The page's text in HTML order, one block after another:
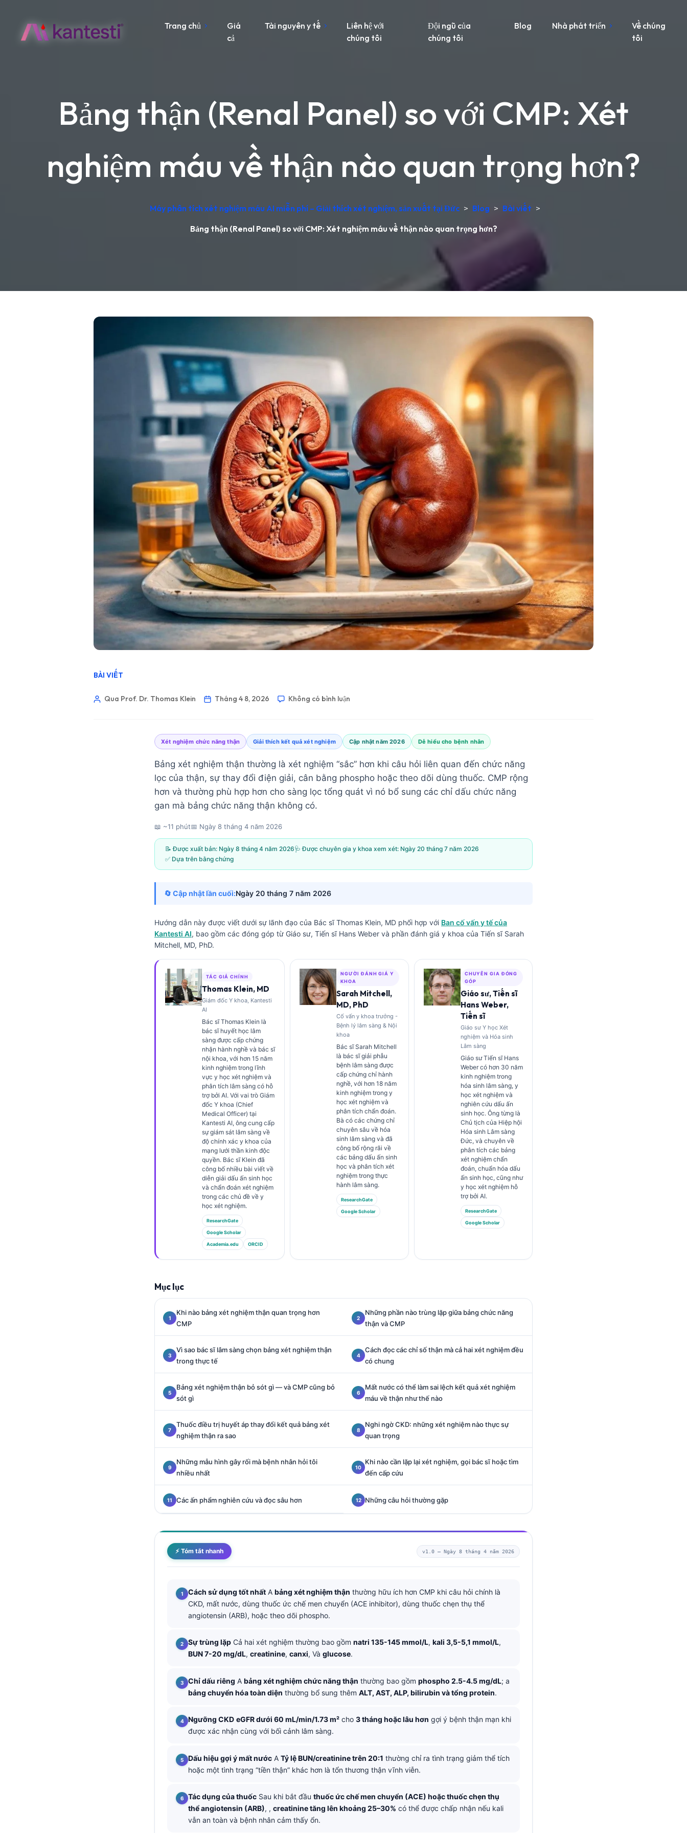
Trang chủ
Giá
cả
Tài nguyên y tế
Liên hệ với
chúng tôi
Đội ngũ của
chúng tôi
Blog Nhà phát triển
Về chúng
tôi
Bảng thận (Renal Panel) so với CMP: Xét
nghiệm máu về thận nào quan trọng hơn?
Máy phân tích xét nghiệm máu AI miễn phí – Giải thích xét nghiệm, sản xuất tại Đức > Blog > Bài viết >
Bảng thận (Renal Panel) so với CMP: Xét nghiệm máu về thận nào quan trọng hơn?
BÀI VIẾT
Qua Prof. Dr. Thomas Klein Tháng 4 8, 2026 Không có bình luận
Xét nghiệm chức năng thận Giải thích kết quả xét nghiệm Cập nhật năm 2026 Dễ hiểu cho bệnh nhân
Bảng xét nghiệm thận thường là xét nghiệm “sắc” hơn khi câu hỏi liên quan đến chức năng
lọc của thận, sự thay đổi điện giải, cân bằng phospho hoặc theo dõi dùng thuốc. CMP rộng
hơn và thường phù hợp hơn cho sàng lọc tổng quát vì nó bổ sung các chỉ dấu chức năng
gan mà bảng chức năng thận không có.
📖 ~11 phút📅 Ngày 8 tháng 4 năm 2026
📝 Được xuất bản: Ngày 8 tháng 4 năm 2026🩺 Được chuyên gia y khoa xem xét: Ngày 20 tháng 7 năm 2026
✅ Dựa trên bằng chứng
🔄 Cập nhật lần cuối:Ngày 20 tháng 7 năm 2026
Hướng dẫn này được viết dưới sự lãnh đạo của Bác sĩ Thomas Klein, MD phối hợp với Ban cố vấn y tế của
Kantesti AI, bao gồm các đóng góp từ Giáo sư, Tiến sĩ Hans Weber và phần đánh giá y khoa của Tiến sĩ Sarah
Mitchell, MD, PhD.
TÁC GIẢ CHÍNH
Thomas Klein, MD
Giám đốc Y khoa, Kantesti
AI
Bác sĩ Thomas Klein là
bác sĩ huyết học lâm
sàng được cấp chứng
nhận hành nghề và bác sĩ
nội khoa, với hơn 15 năm
kinh nghiệm trong lĩnh
vực y học xét nghiệm và
phân tích lâm sàng có hỗ
trợ bởi AI. Với vai trò Giám
đốc Y khoa (Chief
Medical Officer) tại
Kantesti AI, ông cung cấp
sự giám sát lâm sàng về
độ chính xác y khoa của
mạng lưới thần kinh độc
quyền. Bác sĩ Klein đã
công bố nhiều bài viết về
diễn giải dấu ấn sinh học
và chẩn đoán xét nghiệm
trong các chủ đề về y
học xét nghiệm.
ResearchGate
Google Scholar
Academia.edu ORCID
NGƯỜI ĐÁNH GIÁ Y
KHOA
Sarah Mitchell,
MD, PhD
Cố vấn y khoa trưởng -
Bệnh lý lâm sàng & Nội
khoa
Bác sĩ Sarah Mitchell
là bác sĩ giải phẫu
bệnh lâm sàng được
cấp chứng chỉ hành
nghề, với hơn 18 năm
kinh nghiệm trong y
học xét nghiệm và
phân tích chẩn đoán.
Bà có các chứng chỉ
chuyên sâu về hóa
sinh lâm sàng và đã
công bố rộng rãi về
các bảng dấu ấn sinh
học và phân tích xét
nghiệm trong thực
hành lâm sàng.
ResearchGate
Google Scholar
CHUYÊN GIA ĐÓNG
GÓP
Giáo sư, Tiến sĩ
Hans Weber,
Tiến sĩ
Giáo sư Y học Xét
nghiệm và Hóa sinh
Lâm sàng
Giáo sư Tiến sĩ Hans
Weber có hơn 30 năm
kinh nghiệm trong
hóa sinh lâm sàng, y
học xét nghiệm và
nghiên cứu dấu ấn
sinh học. Ông từng là
Chủ tịch của Hiệp hội
Hóa sinh Lâm sàng
Đức, và chuyên về
phân tích các bảng
xét nghiệm chẩn
đoán, chuẩn hóa dấu
ấn sinh học, cũng như
y học xét nghiệm hỗ
trợ bởi AI.
ResearchGate
Google Scholar
Mục lục
Khi nào bảng xét nghiệm thận quan trọng hơn
CMP
Những phần nào trùng lặp giữa bảng chức năng
thận và CMP
Vì sao bác sĩ lâm sàng chọn bảng xét nghiệm thận
trong thực tế
Cách đọc các chỉ số thận mà cả hai xét nghiệm đều
có chung
Bảng xét nghiệm thận bỏ sót gì — và CMP cũng bỏ
sót gì
Mất nước có thể làm sai lệch kết quả xét nghiệm
máu về thận như thế nào
Thuốc điều trị huyết áp thay đổi kết quả bảng xét
nghiệm thận ra sao
Nghi ngờ CKD: những xét nghiệm nào thực sự
quan trọng
Những mẫu hình gây rối mà bệnh nhân hỏi tôi
nhiều nhất
Khi nào cần lặp lại xét nghiệm, gọi bác sĩ hoặc tìm
đến cấp cứu
Các ấn phẩm nghiên cứu và đọc sâu hơn Những câu hỏi thường gặp
⚡ Tóm tắt nhanh v1.0 — Ngày 8 tháng 4 năm 2026
Cách sử dụng tốt nhất A bảng xét nghiệm thận thường hữu ích hơn CMP khi câu hỏi chính là
CKD, mất nước, dùng thuốc ức chế men chuyển (ACE inhibitor), dùng thuốc chẹn thụ thể
angiotensin (ARB), hoặc theo dõi phospho.
Sự trùng lặp Cả hai xét nghiệm thường bao gồm natri 135-145 mmol/L, kali 3,5-5,1 mmol/L,
BUN 7-20 mg/dL, creatinine, canxi, Và glucose.
Chỉ dấu riêng A bảng xét nghiệm chức năng thận thường bao gồm phospho 2.5-4.5 mg/dL; a
bảng chuyển hóa toàn diện thường bổ sung thêm ALT, AST, ALP, bilirubin và tổng protein.
Ngưỡng CKD eGFR dưới 60 mL/min/1.73 m² cho 3 tháng hoặc lâu hơn gợi ý bệnh thận mạn khi
được xác nhận cùng với bối cảnh lâm sàng.
Dấu hiệu gợi ý mất nước A Tỷ lệ BUN/creatinine trên 20:1 thường chỉ ra tình trạng giảm thể tích
hoặc một tình trạng “tiền thận” khác hơn là tổn thương thận vĩnh viễn.
Tác dụng của thuốc Sau khi bắt đầu thuốc ức chế men chuyển (ACE) hoặc thuốc chẹn thụ
thể angiotensin (ARB), , creatinine tăng lên khoảng 25–30% có thể được chấp nhận nếu kali
vẫn an toàn và bệnh nhân cảm thấy ổn.